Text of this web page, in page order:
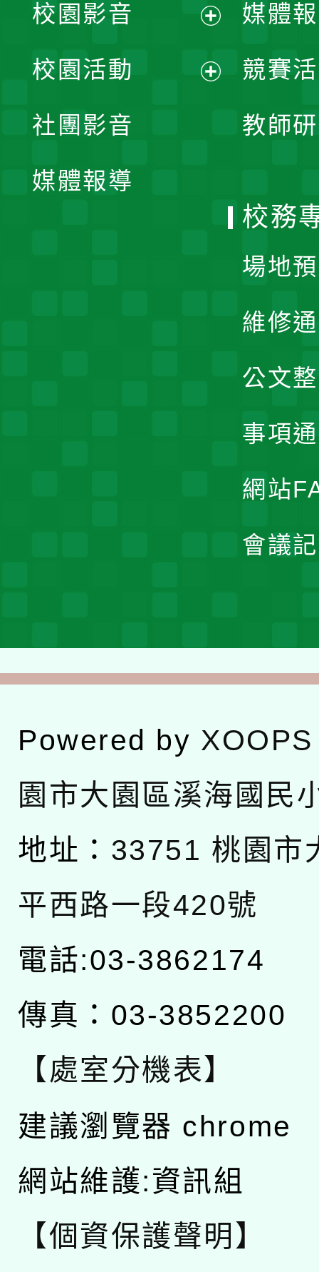
媒體
競賽
教師
校園影音
開
校園活動
社團影音
媒體報導
校務
場地
維修
公文
事項
網站
會議
Powered by XOOPS
園市大園區溪海國民
地址： 33751 桃園市
平西路一段420號
電話:03-3862174
傳真：03-3852200
【處室分機表】
建議瀏覽器 chrome
網站維護:資訊組
【個資保護聲明】